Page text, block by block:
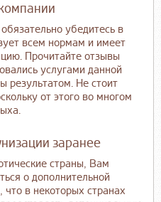
убедитесь в
всем нормам и имеет
Прочитайте отзывы
услугами данной
результатом. Не стоит
от этого во многом
заранее
страны, Вам
о дополнительной
в некоторых странах